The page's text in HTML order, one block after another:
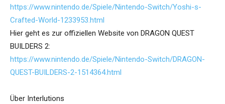
https://www.nintendo.de/Spiele/Nintendo-Switch/Yoshi-s-
Crafted-World-1233953.html
Hier geht es zur offiziellen Website von DRAGON QUEST
BUILDERS 2:
https://www.nintendo.de/Spiele/Nintendo-Switch/DRAGON-
QUEST-BUILDERS-2-1514364.html
Über Interlutions